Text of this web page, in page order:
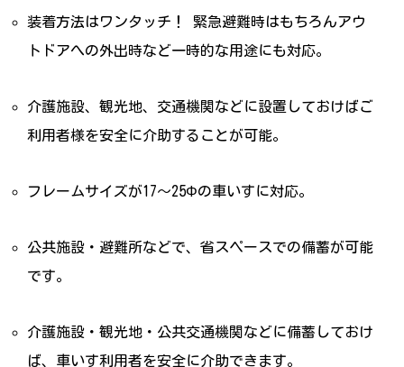
装着方法はワンタッチ！ 緊急避難時はもちろんアウ
トドアへの外出時など一時的な用途にも対応。
介護施設、観光地、交通機関などに設置しておけばご
利用者様を安全に介助することが可能。
フレームサイズが17～25Φの車いすに対応。
公共施設・避難所などで、省スペースでの備蓄が可能
です。
介護施設・観光地・公共交通機関などに備蓄しておけ
ば、車いす利用者を安全に介助できます。